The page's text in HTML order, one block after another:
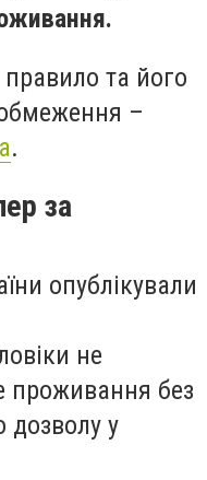
та його
–
.
за
опублікували
не
проживання без
дозволу у